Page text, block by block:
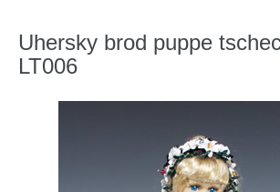
Uhersky brod puppe
LT006